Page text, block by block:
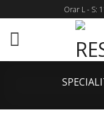
to
content
Orar L - S: